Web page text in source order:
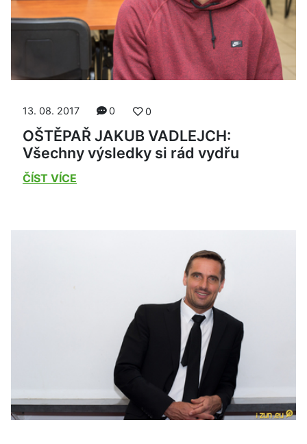
13. 08. 2017 0 0
OŠTĚPAŘ JAKUB VADLEJCH:
Všechny výsledky si rád vydřu
ČÍST VÍCE